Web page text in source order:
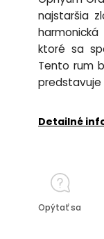
najstaršia
ktoré sa
Tento rum
predstavuje
Detailné
Opýtať sa